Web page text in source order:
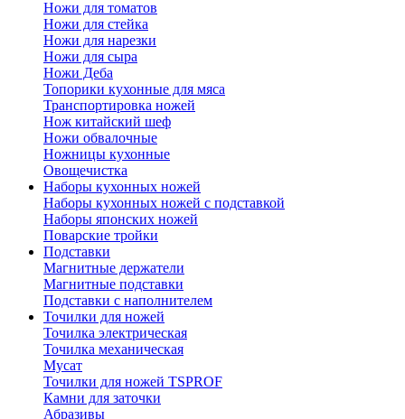
Ножи для томатов
Ножи для стейка
Ножи для нарезки
Ножи для сыра
Ножи Деба
Топорики кухонные для мяса
Транспортировка ножей
Нож китайский шеф
Ножи обвалочные
Ножницы кухонные
Овощечистка
Наборы кухонных ножей
Наборы кухонных ножей с подставкой
Наборы японских ножей
Поварские тройки
Подставки
Магнитные держатели
Магнитные подставки
Подставки с наполнителем
Точилки для ножей
Точилка электрическая
Точилка механическая
Мусат
Точилки для ножей TSPROF
Камни для заточки
Абразивы